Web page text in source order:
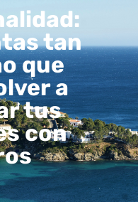
tan
que
a
tus
con